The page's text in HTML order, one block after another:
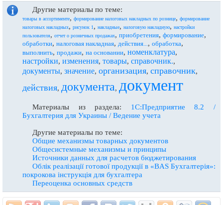
Другие материалы по теме:
товары в ассортименте, формирование налоговых накладных по рознице, формирование
налоговых накладных, рисунок 1 , накладные, налоговую накладную, настройки
пользователя, отчет о розничных продажах, приобретения, формирование,
обработки, налоговая накладная, действия... , обработка,
выполнить, продажи, на основании, номенклатура,
настройки, изменения, товары, справочник.,
документы, значение, организация, справочник,
действия, документа, документ
Материалы из раздела: 1С:Предприятие 8.2 /
Бухгалтерия для Украины / Ведение учета
Другие материалы по теме:
Общие механизмы товарных документов
Общесистемные механизмы и принципы
Источники данных для расчетов бюджетирования
Облiк реалiзацiї готової продукцiї в «BAS Бухгалтерiя»:
покрокова iнструкцiя для бухгалтера
Переоценка основных средств